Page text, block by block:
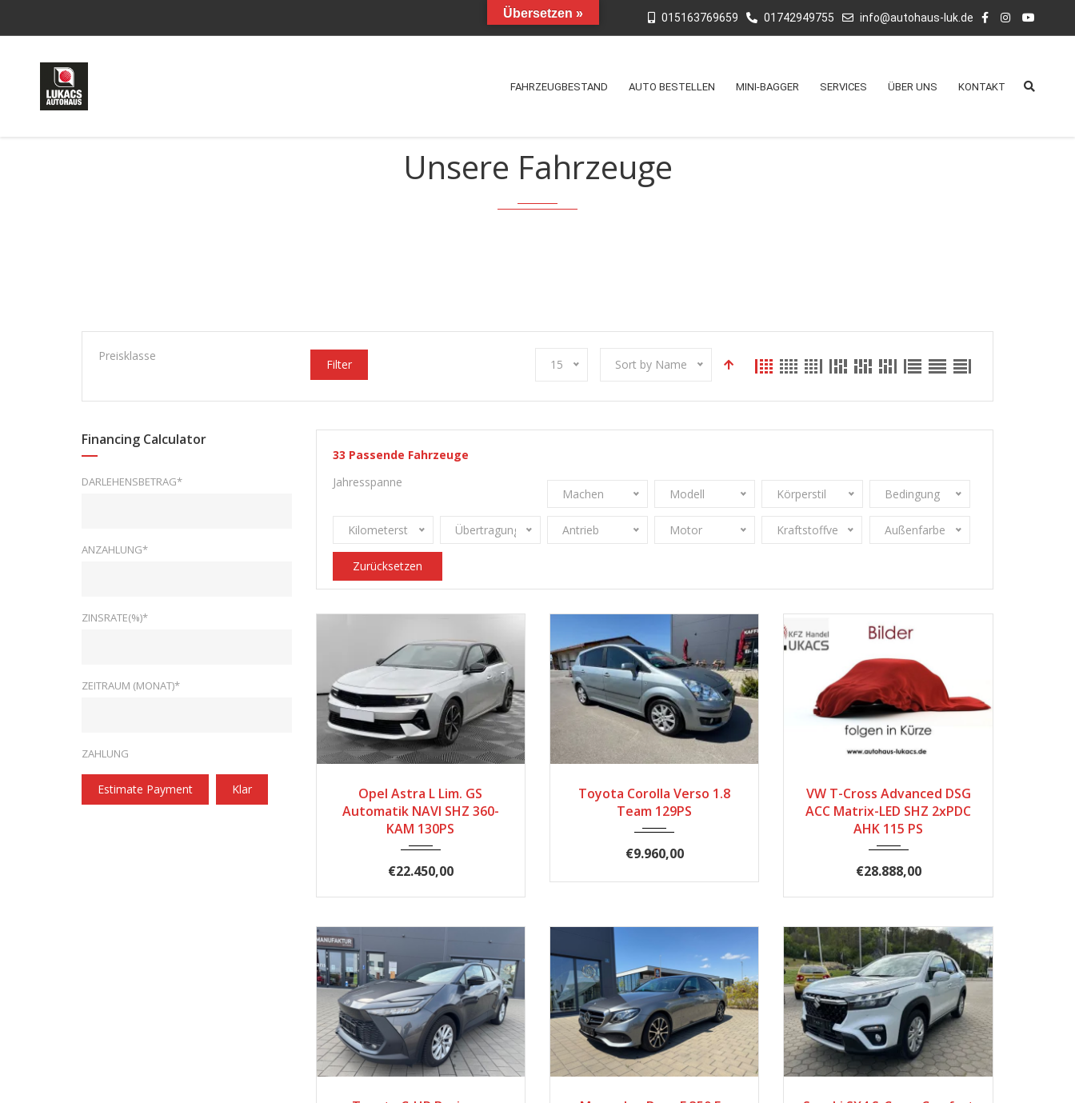
015163769659 01742949755 info@autohaus-luk.de
FAHRZEUGBESTAND AUTO BESTELLEN MINI-BAGGER SERVICES ÜBER UNS KONTAKT
Unsere Fahrzeuge
Preisklasse
Filter 15 Sort by Name
Financing Calculator
DARLEHENSBETRAG*
ANZAHLUNG*
ZINSRATE(%)*
ZEITRAUM (MONAT)*
ZAHLUNG
Estimate Payment Klar
33 Passende Fahrzeuge
Jahresspanne
Machen Modell Körperstil Bedingung
Kilometerstand Übertragung Antrieb Motor Kraftstoffverbrauch Außenfarbe
Zurücksetzen
Opel Astra L Lim. GS
Automatik NAVI SHZ 360-
KAM 130PS
€22.450,00
Toyota Corolla Verso 1.8
Team 129PS
€9.960,00
VW T-Cross Advanced DSG
ACC Matrix-LED SHZ 2xPDC
AHK 115 PS
€28.888,00
Übersetzen »